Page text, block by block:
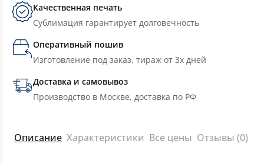
Качественная печать
Сублимация гарантирует долговечность
Оперативный пошив
Изготовление под заказ, тираж от 3х дней
Доставка и самовывоз
Производство в Москве, доставка по РФ
Описание Характеристики Все цены Отзывы (0)